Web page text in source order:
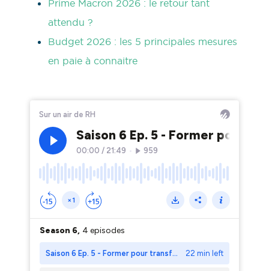
Prime Macron 2026 : le retour tant
attendu ?
Budget 2026 : les 5 principales mesures
en paie à connaitre